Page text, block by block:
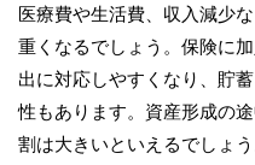
医療費や生活費、収入減少
重くなるでしょう。保険に
出に対応しやすくなり、貯
性もあります。資産形成の
割は大きいといえるでしょう